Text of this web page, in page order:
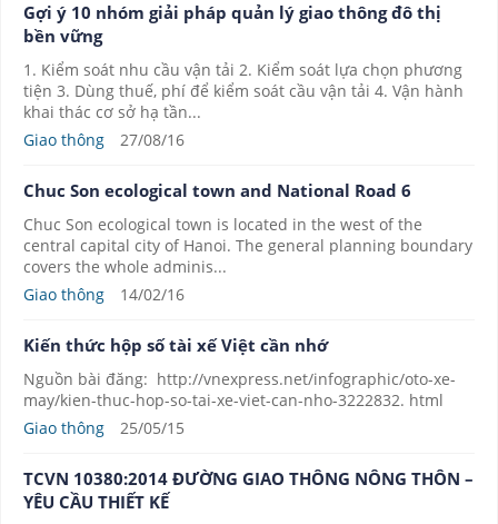
Gợi ý 10 nhóm giải pháp quản lý giao thông đô thị
bền vững
1. Kiểm soát nhu cầu vận tải 2. Kiểm soát lựa chọn phương
tiện 3. Dùng thuế, phí để kiểm soát cầu vận tải 4. Vận hành
khai thác cơ sở hạ tần...
Giao thông
27/08/16
Chuc Son ecological town and National Road 6
Chuc Son ecological town is located in the west of the
central capital city of Hanoi. The general planning boundary
covers the whole adminis...
Giao thông
14/02/16
Kiến thức hộp số tài xế Việt cần nhớ
Nguồn bài đăng: http://vnexpress.net/infographic/oto-xe-
may/kien-thuc-hop-so-tai-xe-viet-can-nho-3222832. html
Giao thông
25/05/15
TCVN 10380:2014 ĐƯỜNG GIAO THÔNG NÔNG THÔN –
YÊU CẦU THIẾT KẾ